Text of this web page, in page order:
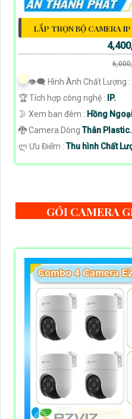
LẮP TRỌN BỘ CAMERA
👁️‍🗨 Hình Ành Chất Lượng :
🏆 Tích hợp công nghệ :
IP.
🌛 Xem ban đêm : Hồng
🐉️ Camera DòngThân Plastic.
️ლ Ưu Điểm :Thu hình Chất
GÓI CAMERA